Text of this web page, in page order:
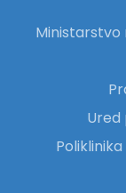
Ministarstvo
Ured